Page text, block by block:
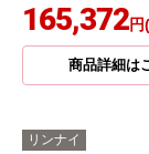
165,372円
商品詳細は
リンナイ